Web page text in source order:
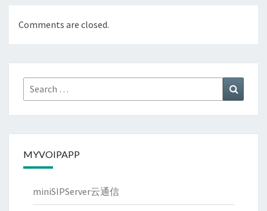
Comments are closed.
Search
for:
MYVOIPAPP
miniSIPServer云通信